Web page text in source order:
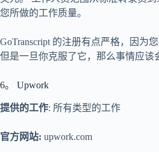
您所做的工作质量。
GoTranscript 的注册有点严格，因为
但是一旦你克服了它，那么事情应该
6。 Upwork
提供的工作: 所有类型的工作
官方网站: upwork.com